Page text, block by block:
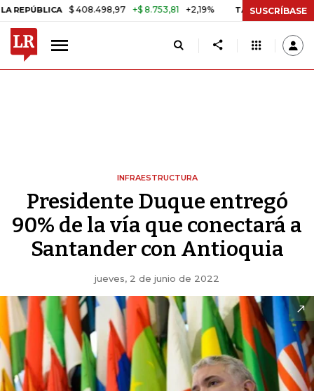
$ 408.498,97 +$ 8.753,81 +2,19% TASA DE USURA CRÉDITO
SUSCRÍBASE
INFRAESTRUCTURA
Presidente Duque entregó
90% de la vía que conectará a
Santander con Antioquia
jueves, 2 de junio de 2022